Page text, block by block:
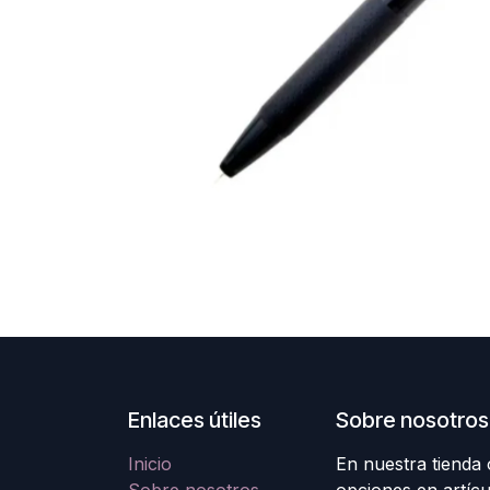
Enlaces útiles
Inicio
Sobre nosotros
En nuestra tienda